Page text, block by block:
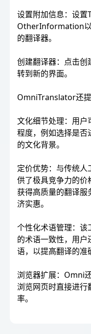
设置附加信息：设
OtherInformation以
的翻译器。
创建翻译器：点击创
转到新的界面。
OmniTranslator还提
文化细节处理：用户
程度，例如选择是否
的文化背景。
定价优势：与传统
供了极具竞争力的价
获得高质量的翻译服
济实惠。
个性化术语管理：该
的术语一致性，用
语，以提高翻译的准
浏览器扩展：Omni
浏览网页时直接进
率。